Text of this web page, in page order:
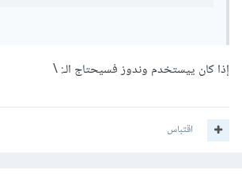
إذا كان ييستخدم وندوز فسيحتاج الـ: \
اقتباس